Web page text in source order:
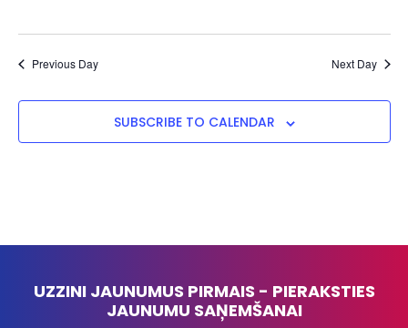
Previous Day Next Day
SUBSCRIBE TO CALENDAR
UZZINI JAUNUMUS PIRMAIS - PIERAKSTIES
JAUNUMU SAŅEMŠANAI